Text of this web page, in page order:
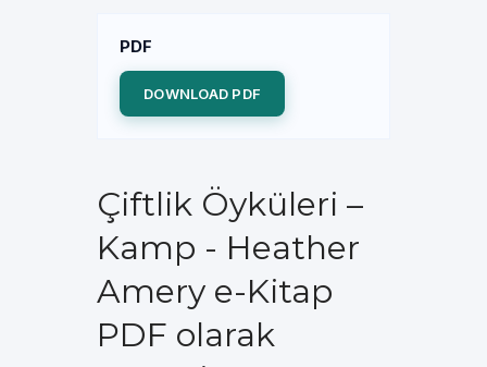
PDF
DOWNLOAD PDF
Çiftlik Öyküleri –
Kamp - Heather
Amery e-Kitap
PDF olarak